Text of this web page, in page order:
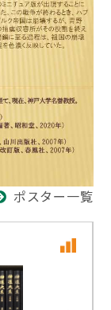
ポスター一覧